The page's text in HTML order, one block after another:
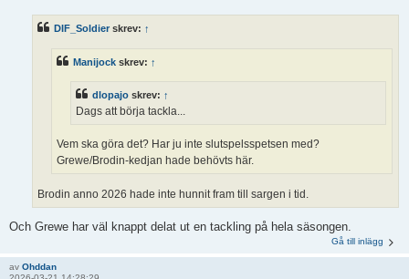
DIF_Soldier skrev: ↑
Manijock skrev: ↑
dlopajo skrev: ↑
Dags att börja tackla...
Vem ska göra det? Har ju inte slutspelsspetsen med?
Grewe/Brodin-kedjan hade behövts här.
Brodin anno 2026 hade inte hunnit fram till sargen i tid.
Och Grewe har väl knappt delat ut en tackling på hela säsongen.
Gå till inlägg
av Ohddan